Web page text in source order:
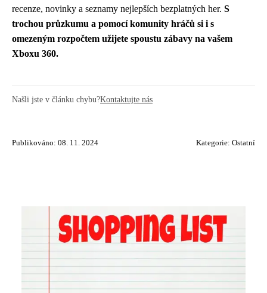
recenze, novinky a seznamy nejlepších bezplatných her. S
trochou průzkumu a pomocí komunity hráčů si i s
omezeným rozpočtem užijete spoustu zábavy na vašem
Xboxu 360.
Našli jste v článku chybu?Kontaktujte nás
Publikováno: 08. 11. 2024 Kategorie: Ostatní